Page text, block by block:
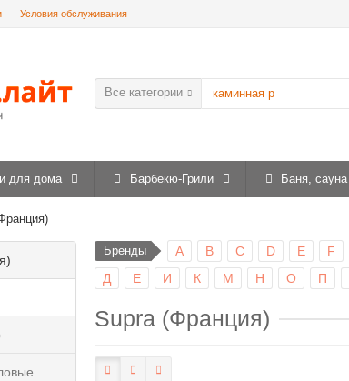
Условия обслуживания
Все категории
для дома Барбекю-Грили Баня, сауна
Бренды A B C D E F
Д
Е И К М Н О П
Supra (Франция)